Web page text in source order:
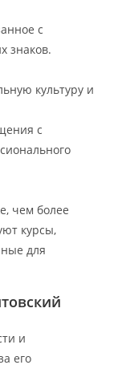
с
знаков.
культуру и
с
чем более
курсы,
для
и
его